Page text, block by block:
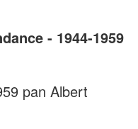
- 1944-1959
pan Albert